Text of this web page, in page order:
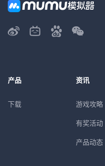
产品
下载
资讯
游戏攻略
有奖活动
产品动态